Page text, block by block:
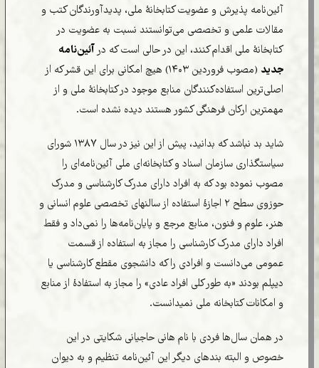
آئین‌نامه پذیرش و عضویت کتابخانۀ ملی، پدیدآورندگان کتب و
مقالات علمی و تخصصی می‌توانستند نسبت به عضویت در
کتابخانۀ ملی اقدام کنند، این در حالی است که درآئین‌نامه
جدید
(مصوب فروردین ۱۴۰۳) هیچ امکانی برای این قشر که از
اصلی‌ترین استفاده‌کنندگان منابع موجود در کتابخانۀ ملی و از
مهمترین ارکان فرهنگی کشور هستند دیده نشده است.
شاید بد نباشد که بدانید، پیش از این نیز در سال ۱۳۸۷ شورای
سیاستگذاری سازمان اسناد و کتابخانه‌ای ملی آئین‌نامه‌ای را
مصوب نموده بود که به افراد دارای مدرک کارشناسی و مدرک
حوزوی سطح ۲ اجازۀ استفاده از سالنهای تخصصی علوم انسانی و
هنر، علوم و فنون، منابع مرجع و پایان‌نامه‌ها را نمی‌داد و فقط
افراد دارای مدرک کارشناسی را مجاز به استفاده از قسمت
عمومی می‌دانست و افرادی را که دانشجوی مقطع کارشناسی یا
دیپلم بودند «به طور کلی افراد عادی» را مجاز به استفادۀ از منابع
و امکانات کتابخانه ملی نمیدانست.
در همان سال‌ها فردی با نام هانی حاجیانی شکایتی در این
خصوص و البته بندهای دیگر این آئین‌نامه تنظیم و به دیوان